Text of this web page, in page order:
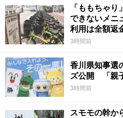
「ももちゃ
できないメニ
利用は全額
3時間前
香川県知事選
ズ公開 「親
3時間前
スモモの幹か